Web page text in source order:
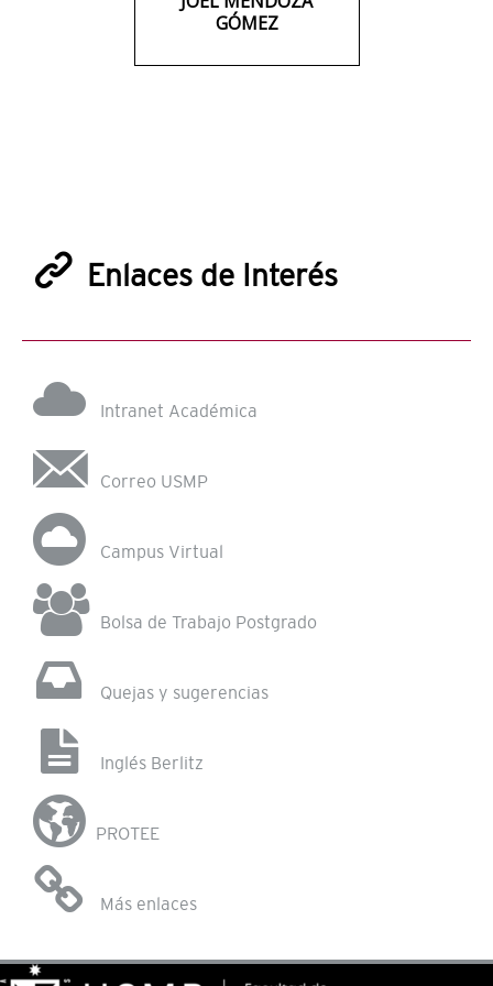
GÓMEZ
Enlaces de Interés
Intranet Académica
Correo USMP
Campus Virtual
Bolsa de Trabajo Postgrado
Quejas y sugerencias
Inglés Berlitz
PROTEE
Más enlaces